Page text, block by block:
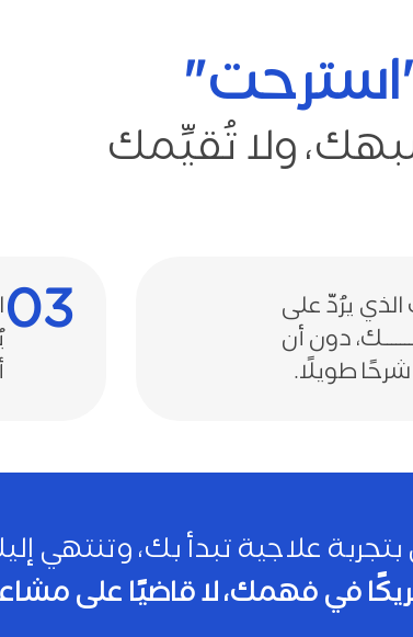
ولا تُقيِّمك
03
الذي يرُدّ على
دون أن
طويلًا.
بتجربة علاجية تبدأ بك، وتنتهي
في فهمك، لا قاضيًا على